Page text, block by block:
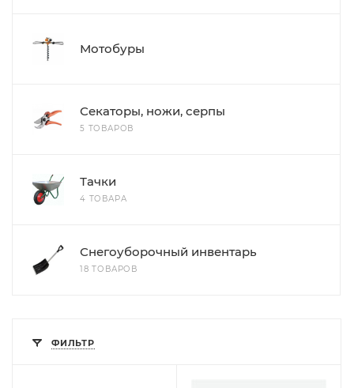
Мотобуры
Секаторы, ножи, серпы
5 ТОВАРОВ
Тачки
4 ТОВАРА
Снегоуборочный инвентарь
18 ТОВАРОВ
ФИЛЬТР